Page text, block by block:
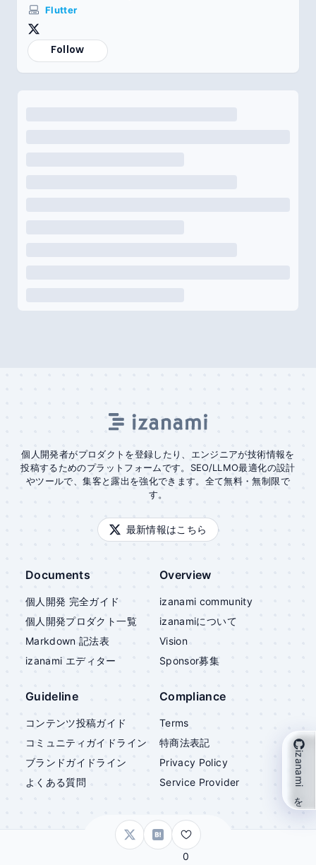
0
Flutter
Follow
個人開発者がプロダクトを登録したり、エンジニアが技術情報を
投稿するためのプラットフォームです。SEO/LLMO最適化の設計
やツールで、集客と露出を強化できます。全て無料・無制限で
す。
最新情報はこちら
Documents
個人開発 完全ガイド
個人開発プロダクト一覧
Markdown 記法表
izanami エディター
Overview
izanami community
izanamiについて
Vision
Sponsor募集
Guideline
コンテンツ投稿ガイド
コミュニティガイドライン
ブランドガイドライン
よくある質問
Compliance
Terms
特商法表記
Privacy Policy
Service Provider
izanami
izanami を支援